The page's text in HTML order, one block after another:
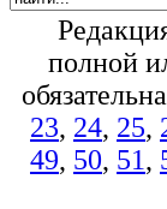
полной
23, 24, 25,
49, 50, 51,